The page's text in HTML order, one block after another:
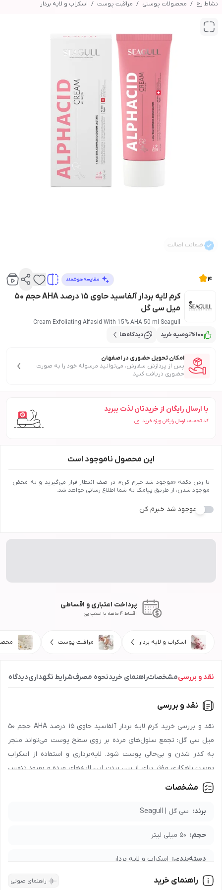
نشاط رخ محصولات پوستی مراقبت پوست اسکراب و لایه بردار
4 مقایسه هوشمند
کرم لایه بردار آلفاسید حاوی 15 درصد AHA حجم 50
میل سی گل
Cream Exfoliating Alfasid With 15% AHA 50 ml Seagull
%100 توصیه خرید دیدگاه‌ها
امکان تحویل حضوری در اصفهان
پس از پردازش سفارش، می‌توانید مرسوله خود را به صورت
حضوری دریافت کنید.
با ارسال رایگان از خریدتان لذت ببرید
کد تخفیف ارسال رایگان ویژه خرید اول
این محصول ناموجود است
با زدن دکمه «موجود شد خبرم کن»، در صف انتظار قرار می‌گیرید و به محض
موجود شدن، از طریق پیامک به شما اطلاع رسانی خواهد شد.
موجود شد خبرم کن
پرداخت اعتباری و اقساطی
اقساط 4 ماهه با اسنپ پی
اسکراب و لایه بردار مراقبت پوست
نقد و بررسیمشخصاتراهنمای خریدنحوه مصرفشرایط نگهداریدیدگاه‌ها
نقد و بررسی
نقد و بررسی خرید کرم لایه بردار آلفاسید حاوی 15 درصد AHA حجم 50
میل سی گل: تجمع سلول‌های مرده بر روی سطح پوست می‌تواند منجر
به کدر شدن و بی‌حالی پوست شود. لایه‌برداری و استفاده از اسکراب
پوست راهکاری مؤثر برای از بین بردن این لایه‌های مرده و بهبود تنفس
پوستی است. کرم آلفاسید سی گل با ترکیبات غنی از آلفا هیدروکسی
اسید لاکتیک (شیر)، اسید مالیک (سیب)، اسید سیتریک (لیمو)، اسید
را کاهش می‌دهد و به جوانسازی پوست کمک می‌کند. این کرم با دارا
کرم آلفاسید سی گل، با غلظت ۱۵ درصد آلفا هیدروکسی اسید، لایه‌برداری
مشخصات
برند: سی گل | Seagull
حجم: 50 میلی لیتر
دسته‌بندی: اسکراب و لایه بردار
مدت نگهداری: 36 ماه
راهنمای خرید راهنمای صوتی